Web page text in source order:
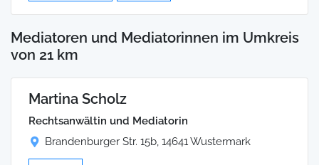
Mediatoren und Mediatorinnen im Umkreis
von 21 km
Martina Scholz
Rechtsanwältin und Mediatorin
Brandenburger Str. 15b, 14641 Wustermark